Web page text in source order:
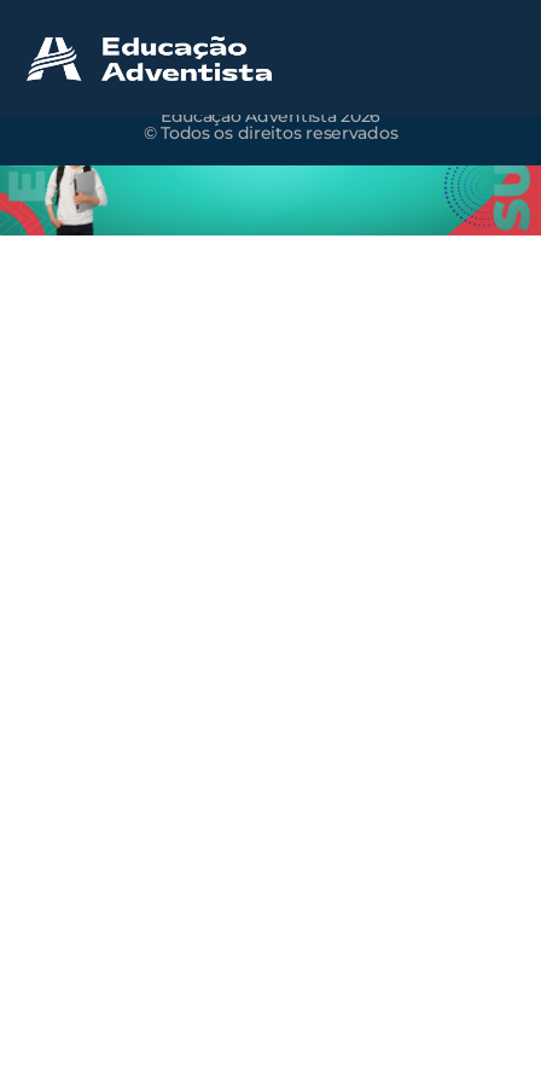
Educação Adventista 2026
© Todos os direitos reservados